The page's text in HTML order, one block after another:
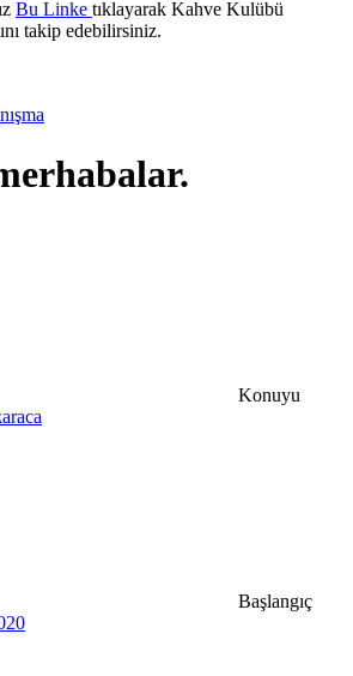
Bu Linke tıklayarak Kahve Kulübü
takip edebilirsiniz.
Konuyu
Başlangıç